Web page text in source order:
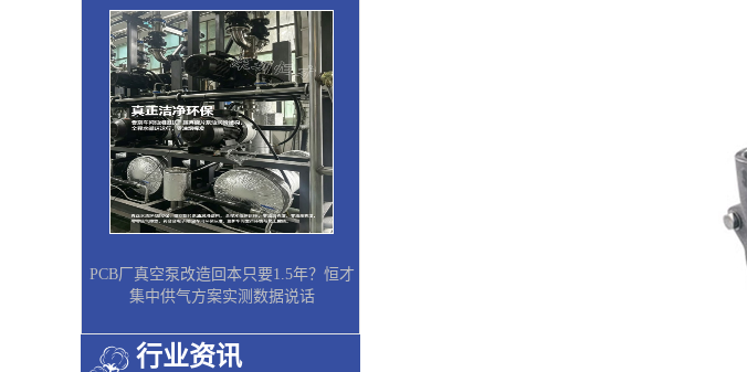
PCB厂真空泵改造回本只要1.5年？恒才
集中供气方案实测数据说话
行业资讯